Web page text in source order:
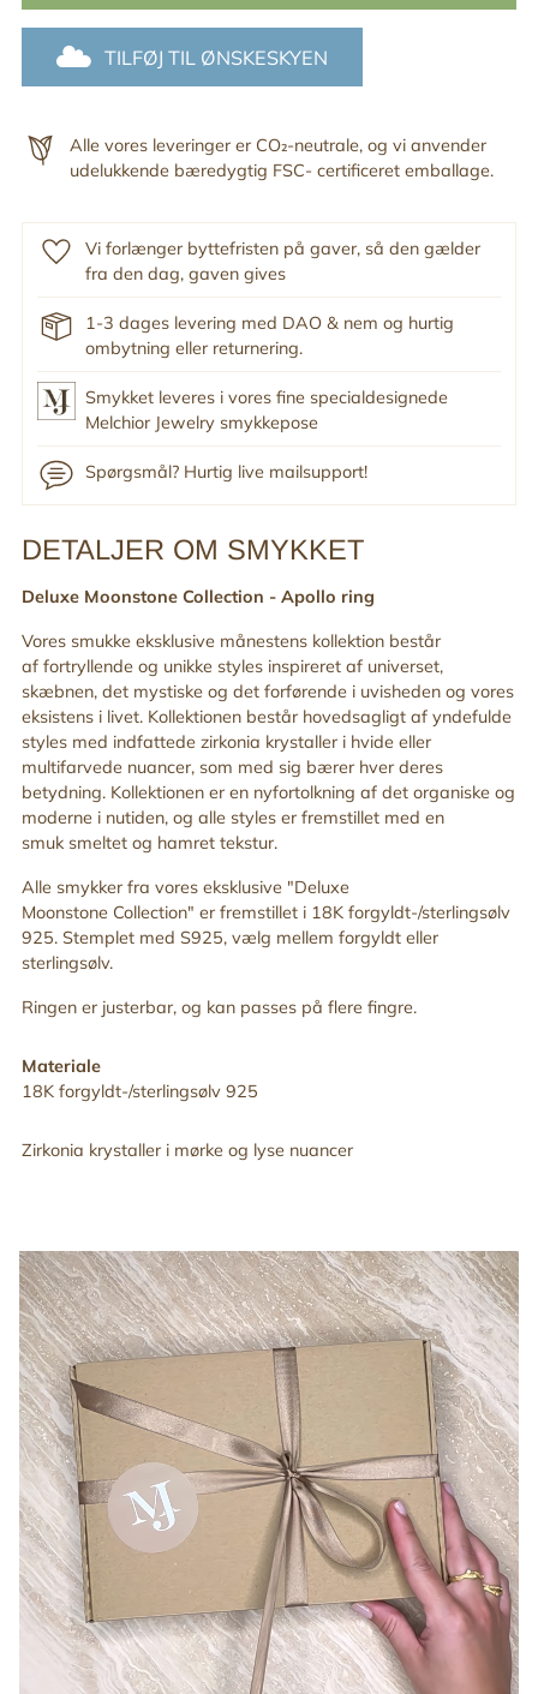
TILFØJ TIL ØNSKESKYEN
Alle vores leveringer er CO₂-neutrale, og vi anvender
udelukkende bæredygtig FSC- certificeret emballage.
Vi forlænger byttefristen på gaver, så den gælder
fra den dag, gaven gives
1-3 dages levering med DAO & nem og hurtig
ombytning eller returnering.
Smykket leveres i vores fine specialdesignede
Melchior Jewelry smykkepose
Spørgsmål? Hurtig live mailsupport!
Tilføj
til
din
indkøbskurv
DETALJER OM SMYKKET
Deluxe Moonstone Collection - Apollo ring
Vores smukke eksklusive månestens kollektion består
af fortryllende og unikke styles inspireret af universet,
skæbnen, det mystiske og det forførende i uvisheden og vores
eksistens i livet. Kollektionen består hovedsagligt af yndefulde
styles med indfattede zirkonia krystaller i hvide eller
multifarvede nuancer, som med sig bærer hver deres
betydning. Kollektionen er en nyfortolkning af det organiske og
moderne i nutiden, og alle styles er fremstillet med en
smuk smeltet og hamret tekstur.
Alle smykker fra vores eksklusive "Deluxe
Moonstone Collection" er fremstillet i 18K forgyldt-/sterlingsølv
925. Stemplet med S925, vælg mellem forgyldt eller
sterlingsølv.
Ringen er justerbar, og kan passes på flere fingre.
Materiale
18K forgyldt-/sterlingsølv 925
Zirkonia krystaller i mørke og lyse nuancer